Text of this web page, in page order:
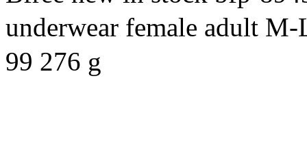
underwear female adult M-
99 276 g